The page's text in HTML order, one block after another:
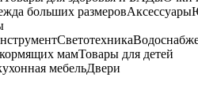
больших размеровАксессуары
Светотехника
мамТовары для детей
мебельДвери